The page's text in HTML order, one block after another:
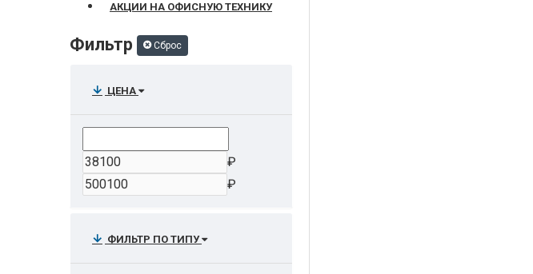
АКЦИИ НА ОФИСНУЮ ТЕХНИКУ
Фильтр Сброс
ЦЕНА
₽
₽
ФИЛЬТР ПО ТИПУ